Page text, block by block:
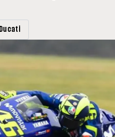
Silverstone : Horaires et
Grande-Bretagne
Ducati